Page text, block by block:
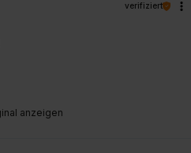
anzeigen
verifiziert